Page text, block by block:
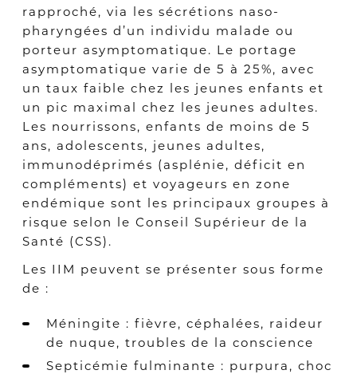
rapproché, via les sécrétions naso-
pharyngées d’un individu malade ou
porteur asymptomatique. Le portage
asymptomatique varie de 5 à 25%, avec
un taux faible chez les jeunes enfants et
un pic maximal chez les jeunes adultes.
Les nourrissons, enfants de moins de 5
ans, adolescents, jeunes adultes,
immunodéprimés (asplénie, déficit en
compléments) et voyageurs en zone
endémique sont les principaux groupes à
risque selon le Conseil Supérieur de la
Santé (CSS).
Les IIM peuvent se présenter sous forme
de :
Méningite : fièvre, céphalées, raideur
de nuque, troubles de la conscience
Septicémie fulminante : purpura, choc